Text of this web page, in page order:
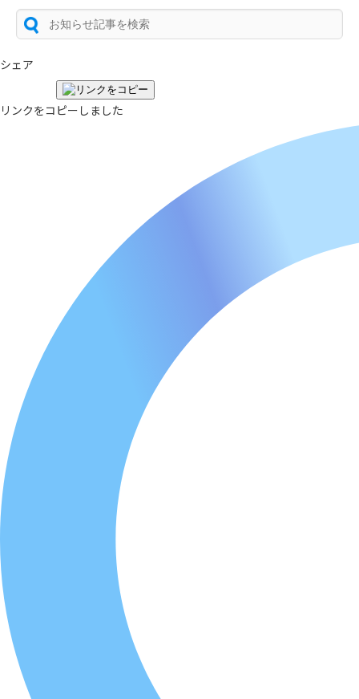
シェア
リンクをコピーしました